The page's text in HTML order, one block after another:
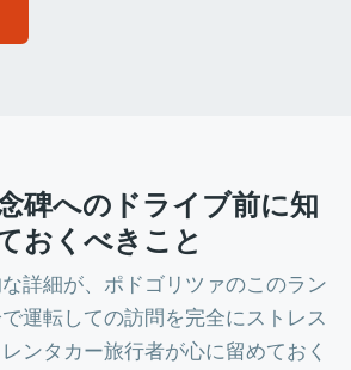
碑へのドライブ前に知
おくべきこと
詳細が、ポドゴリツァのこのラン
運転しての訪問を完全にストレス
ンタカー旅行者が心に留めておく